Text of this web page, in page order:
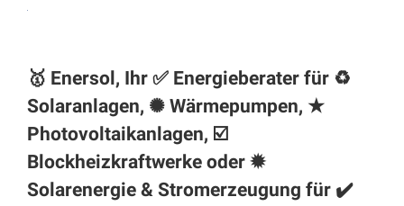
🥇 Enersol, Ihr ✅ Energieberater für ♻
Solaranlagen, ✺ Wärmepumpen, ★
Photovoltaikanlagen, ☑️
Blockheizkraftwerke oder ✹
Solarenergie & Stromerzeugung für ✔️